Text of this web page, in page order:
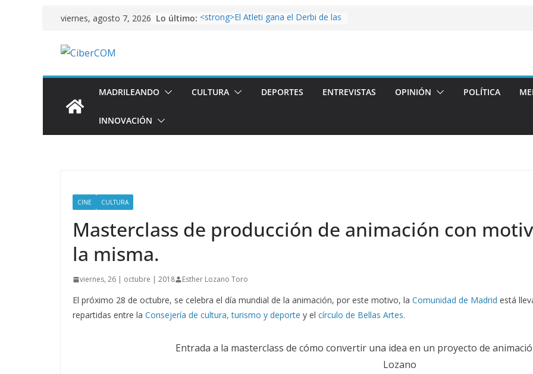
Saltar
contenido
viernes, agosto 7, 2026 Lo último: <strong>El Atleti gana el Derbi de las
Arranca el mundial de la vergüenza
en Qatar
“Alicia”</strong>
MADRILEANDO CULTURA DEPORTES ENTREVISTAS OPINIÓN POLÍTICA
INNOVACIÓN
CINE CULTURA
Masterclass de producción de animación con
la misma.
viernes, 26 | octubre | 2018 Esther Lozano Toro
El próximo 28 de octubre, se celebra el día mundial de la animación, por este motivo, la Comunidad de Madrid está
repartidas entre la Consejería de cultura, turismo y deporte y el círculo de Bellas Artes.
Entrada a la masterclass de cómo convertir una idea en un proyecto de
Lozano